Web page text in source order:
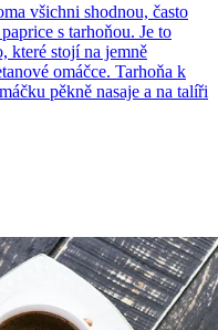
všichni shodnou, často
s tarhoňou. Je to
které stojí na jemně
omáčce. Tarhoňa k
pěkně nasaje a na talíři